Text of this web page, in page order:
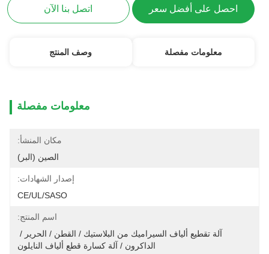
احصل على أفضل سعر اتصل بنا الآن
معلومات مفصلة وصف المنتج
معلومات مفصلة
مكان المنشأ:
الصين (البر)
إصدار الشهادات:
CE/UL/SASO
اسم المنتج:
الداكرون / آلة كسارة قطع ألياف النايلون